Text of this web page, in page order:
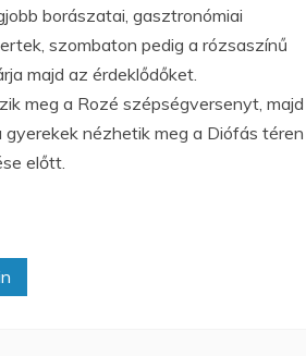
borászatai, gasztronómiai
szombaton pedig a rózsaszínű
majd az érdeklődőket.
meg a Rozé szépségversenyt, majd
nézhetik meg a Diófás téren
előtt.